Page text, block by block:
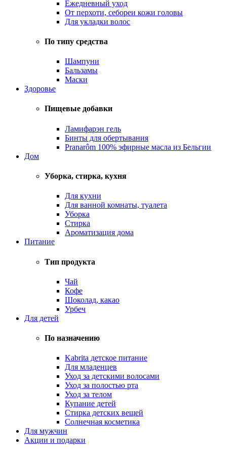
Ежедневный уход
От перхоти, себореи кожи головы
Для укладки волос
По типу средства
Шампуни
Бальзамы
Маски
Здоровье
Пищевые добавки
Ламифарэн гель
Бинты для обертывания
Pranarôm 100% эфирные масла из Бельгии
Дом
Уборка, стирка, кухня
Для кухни
Для ванной комнаты, туалета
Уборка
Стирка
Ароматизация дома
Питание
Тип продукта
Чай
Кофе
Шоколад, какао
Урбеч
Для детей
По назначению
Kabrita детское питание
Для младенцев
Уход за детскими волосами
Уход за полостью рта
Уход за телом
Купание детей
Стирка детских вещей
Солнечная косметика
Для мужчин
Акции и подарки